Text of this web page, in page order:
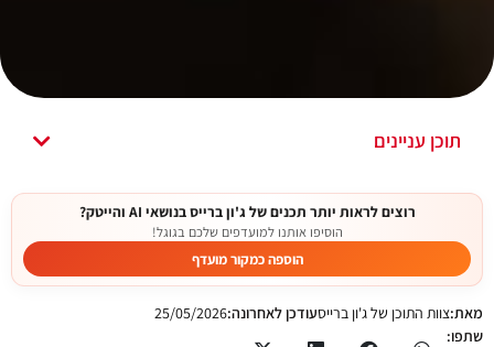
תוכן עניינים
רוצים לראות יותר תכנים של ג'ון ברייס בנושאי AI והייטק?
הוסיפו אותנו למועדפים שלכם בגוגל!
הוספה כמקור מועדף
מאת:צוות התוכן של ג'ון ברייסעודכן לאחרונה:25/05/2026
שתפו: